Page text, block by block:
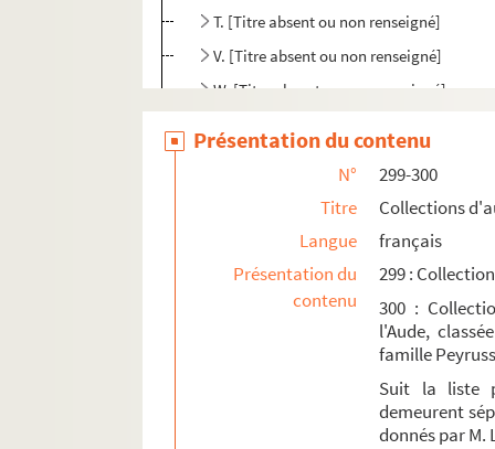
T. [Titre absent ou non renseigné]
V. [Titre absent ou non renseigné]
W. [Titre absent ou non renseigné]
Présentation du contenu
N°
299-300
Titre
Collections
Langue
français
Présentation du
contenu
299 :
300 :
l'Aude,
famille
Suit la liste
demeurent
donnés par